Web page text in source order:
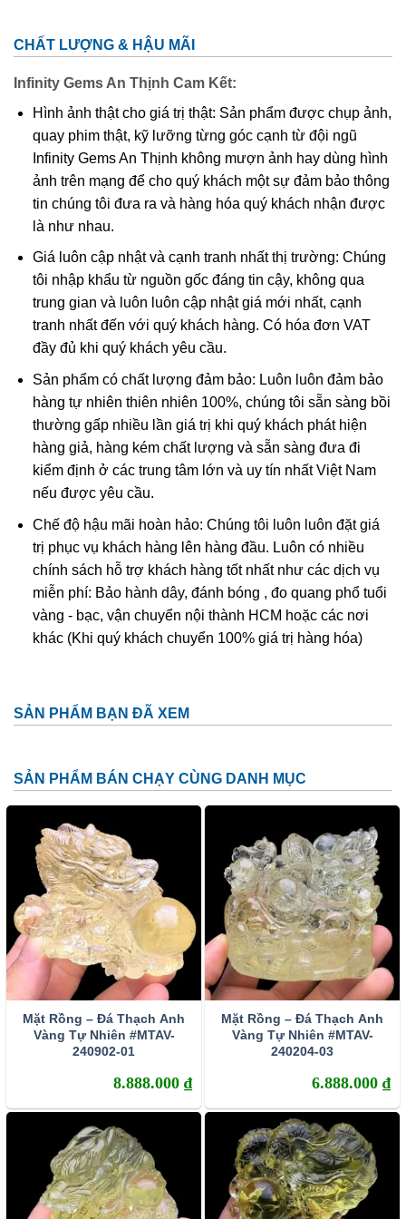
BST Hốc Thạch Anh Vàng
Lịch sử và truyền thuyết của Thạch Anh Vàng.
Tên gọi Thạch anh vàng – Citrine có nguồn gốc từ cụm từ
“citron” trong tiếng Pháp, mang ý nghĩa là quả chanh.
Người xưa cho rằng mang theo đá thạch anh vàng bên
người sẽ mang lại sự bình yên cho bản thân. Citrine có tác
dụng chống lại nọc của rắn độc và ngăn ngừa ma quỷ xâm
hại. Người La Mã cổ đại cho rằng mang bên mình viên đá
Thạch anh vàng sẽ làm tinh thần thông thái hơn, bởi ánh
sáng của đá Thạch anh vàng như luồng ánh sáng của mặt
trời xoa tan u tối, bóng đêm.
Nhận biết đá thật giả
dụng, đánh lừa người mua. Để không nằm trong top người
mua kém may mắn này, bạn nên học cách nhận biết đá
Thạch anh vàng thật giả dưới đây:
Là viên đá được sinh ra trong thiên nhiên thế nên
Thạch anh vàng cũng giống như các viên đá quý khác
sẽ có đôi chút gồ ghề, hơi thô kệch một chút, không thể
hoàn hảo như những viên đá công nghiệp được.
Nếu là đá thật khi cầm trên tay bạn sẽ thấy được độ
nặng của đá. Thạch anh vàng pha tạp chất sẽ nhẹ hơn
nhiều. Áp vào má, viên đá thật cho cảm giác mát rượi.
Các viên đá sẽ không bao giờ có chuyện đồng đều về
Thạch anh vàng thật sở hữu độ trong và bóng. Nét bóng
của chúng được gìn giữ qua thời gian, thậm chí là càng
dùng thì lại càng bóng và đẹp hơn.
Tác dụng của đá Thạch Anh Vàng
CHẤT LƯỢNG & HẬU MÃI
Infinity Gems An Thịnh Cam Kết:
Hình ảnh thật cho giá trị thật: Sản phẩm được chụp ảnh,
quay phim thật, kỹ lưỡng từng góc cạnh từ đội ngũ
Infinity Gems An Thịnh không mượn ảnh hay dùng hình
ảnh trên mạng để cho quý khách một sự đảm bảo thông
tin chúng tôi đưa ra và hàng hóa quý khách nhận được
là như nhau.
Giá luôn cập nhật và cạnh tranh nhất thị trường: Chúng
tôi nhập khẩu từ nguồn gốc đáng tin cậy, không qua
trung gian và luôn luôn cập nhật giá mới nhất, cạnh
tranh nhất đến với quý khách hàng. Có hóa đơn VAT
đầy đủ khi quý khách yêu cầu.
Sản phẩm có chất lượng đảm bảo: Luôn luôn đảm bảo
hàng tự nhiên thiên nhiên 100%, chúng tôi sẵn sàng bồi
thường gấp nhiều lần giá trị khi quý khách phát hiện
hàng giả, hàng kém chất lượng và sẵn sàng đưa đi
kiểm định ở các trung tâm lớn và uy tín nhất Việt Nam
nếu được yêu cầu.
Chế độ hậu mãi hoàn hảo: Chúng tôi luôn luôn đặt giá
trị phục vụ khách hàng lên hàng đầu. Luôn có nhiều
chính sách hỗ trợ khách hàng tốt nhất như các dịch vụ
miễn phí: Bảo hành dây, đánh bóng , đo quang phổ tuổi
vàng - bạc, vận chuyển nội thành HCM hoặc các nơi
khác (Khi quý khách chuyển 100% giá trị hàng hóa)
SẢN PHẨM BẠN ĐÃ XEM
SẢN PHẨM BÁN CHẠY CÙNG DANH MỤC
Mặt Rồng – Đá Thạch Anh
Vàng Tự Nhiên #MTAV-
240902-01
8.888.000 ₫
Mặt Rồng – Đá Thạch Anh
Vàng Tự Nhiên #MTAV-
240204-03
6.888.000 ₫